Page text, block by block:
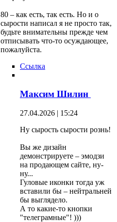
80 – как есть, так есть. Но и о
сырости написал я не просто так,
будьте внимательны прежде чем
отписывать что-то осуждающее,
пожалуйста.
Ссылка
Максим Шилин
27.04.2026 | 15:24
Ну сырость сырости рознь!
Вы же дизайн
демонстрируете – эмодзи
на продающем сайте, ну-
ну...
Гуловые иконки тогда уж
вставили бы – нейтральней
бы выглядело.
А то какие-то кнопки
"телеграмные"! )))